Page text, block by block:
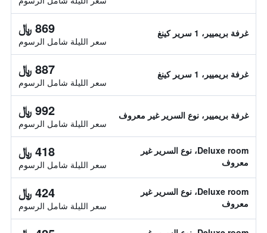
غرفة بريميير، 1 سرير كينغ 869 ﷼
سعر الليلة شامل الرسوم
غرفة بريميير، 1 سرير كينغ 887 ﷼
سعر الليلة شامل الرسوم
غرفة بريميير، نوع السرير غير معروف 992 ﷼
سعر الليلة شامل الرسوم
Deluxe room، نوع السرير غير
معروف
418 ﷼
سعر الليلة شامل الرسوم
Deluxe room، نوع السرير غير
معروف
424 ﷼
سعر الليلة شامل الرسوم